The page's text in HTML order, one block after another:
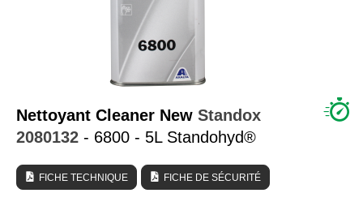
TUTORIEL & CONSEILS
Nettoyant Cleaner New Standox
2080132 - 6800 - 5L Standohyd®
FICHE TECHNIQUE FICHE DE SÉCURITÉ